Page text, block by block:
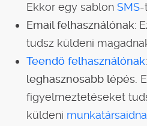
Ekkor egy sablon SMS-
Email felhasználónak:
tudsz küldeni
Teendő felhasználónak:
leghasznosabb lépés.
figyelmeztetéseket
küldeni